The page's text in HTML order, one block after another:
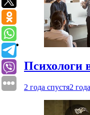
Психологи
2 года спустя2